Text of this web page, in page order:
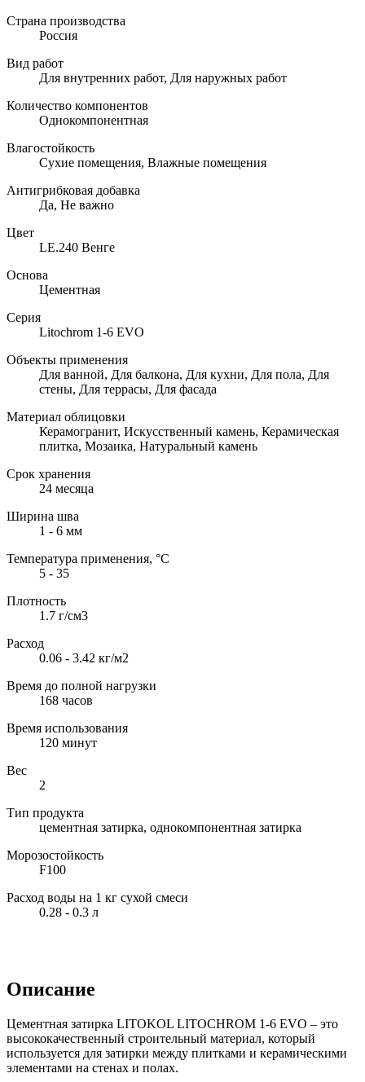
Страна производства
Россия
Вид работ
Для внутренних работ, Для наружных работ
Количество компонентов
Однокомпонентная
Влагостойкость
Сухие помещения, Влажные помещения
Антигрибковая добавка
Да, Не важно
Цвет
LE.240 Венге
Основа
Цементная
Серия
Litochrom 1-6 EVO
Объекты применения
Для ванной, Для балкона, Для кухни, Для пола, Для
стены, Для террасы, Для фасада
Материал облицовки
Керамогранит, Искусственный камень, Керамическая
плитка, Мозаика, Натуральный камень
Срок хранения
24 месяца
Ширина шва
1 - 6 мм
Температура применения, °С
5 - 35
Плотность
1.7 г/см3
Расход
0.06 - 3.42 кг/м2
Время до полной нагрузки
168 часов
Время использования
120 минут
Вес
2
Тип продукта
цементная затирка, однокомпонентная затирка
Морозостойкость
F100
Расход воды на 1 кг сухой смеси
0.28 - 0.3 л
Описание
Цементная затирка LITOKOL LITOCHROM 1-6 EVO – это
высококачественный строительный материал, который
используется для затирки между плитками и керамическими
элементами на стенах и полах.